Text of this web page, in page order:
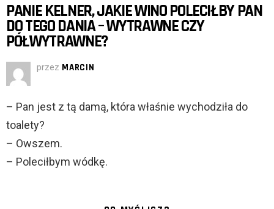
PANIE KELNER, JAKIE WINO POLECIŁBY PAN
DO TEGO DANIA – WYTRAWNE CZY
PÓŁWYTRAWNE?
przez MARCIN
– Pan jest z tą damą, która właśnie wychodziła do
toalety?
– Owszem.
– Poleciłbym wódkę.